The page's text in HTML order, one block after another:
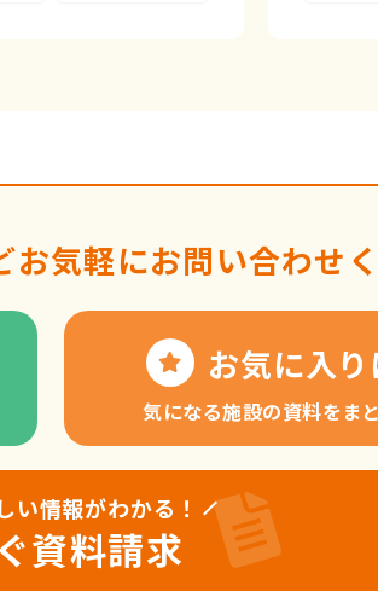
お気軽にお問い合わせ
お気に入
気になる施設の資料をま
い情報がわかる！
資料請求